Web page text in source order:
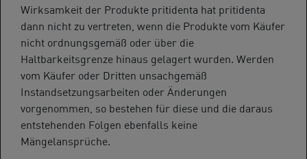
Wirksamkeit der Produkte pritidenta hat pritidenta
dann nicht zu vertreten, wenn die Produkte vom Käufer
nicht ordnungsgemäß oder über die
Haltbarkeitsgrenze hinaus gelagert wurden. Werden
vom Käufer oder Dritten unsachgemäß
Instandsetzungsarbeiten oder Änderungen
vorgenommen, so bestehen für diese und die daraus
entstehenden Folgen ebenfalls keine
Mängelansprüche.